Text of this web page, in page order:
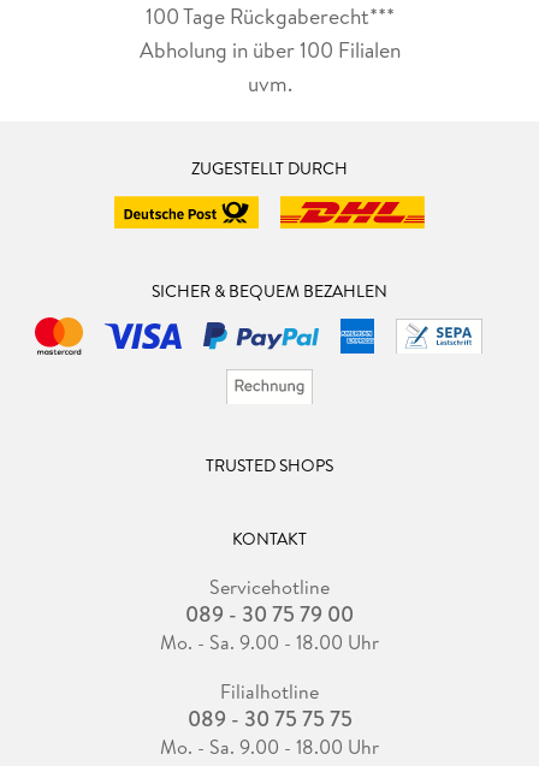
100 Tage Rückgaberecht***
Abholung in über 100 Filialen
uvm.
ZUGESTELLT DURCH
SICHER & BEQUEM BEZAHLEN
TRUSTED SHOPS
KONTAKT
Servicehotline
089 - 30 75 79 00
Mo. - Sa. 9.00 - 18.00 Uhr
Filialhotline
089 - 30 75 75 75
Mo. - Sa. 9.00 - 18.00 Uhr